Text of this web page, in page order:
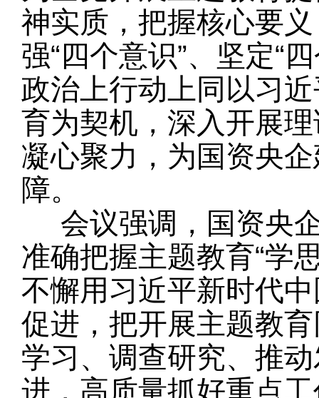
神实质，把握核心要
强“四个意识”、坚定“
政治上行动上同以习
育为契机，深入开展
凝心聚力，为国资央
障。
会议强调，国资央
准确把握主题教育“学
不懈用习近平新时代
促进，把开展主题教
学习、调查研究、推
进，高质量抓好重点